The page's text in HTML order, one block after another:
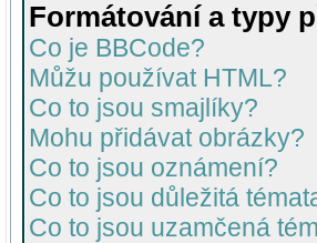
Formátování a typy
Co je BBCode?
Můžu používat HTML?
Co to jsou smajlíky?
Mohu přidávat obrázky?
Co to jsou oznámení?
Co to jsou důležitá
Co to jsou uzamčená